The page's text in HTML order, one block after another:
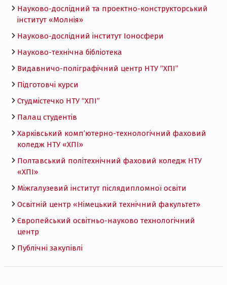
Науково-дослідний та проектно-конструкторський
інститут «Молнія»
Науково-дослідний інститут Іоносфери
Науково-технічна бібліотека
Видавничо-поліграфічний центр НТУ “ХПІ”
Підготовчі курси
Студмістечко НТУ “ХПІ”
Палац студентів
Харківський комп’ютерно-технологічний фаховий
коледж НТУ «ХПI»
Полтавський політехнічний фаховий коледж НТУ
«ХПI»
Міжгалузевий інститут післядипломної освіти
Освітній центр «Німецький технічний факультет»
Європейський освітньо-науково технологічний
центр
Публічні закупівлі